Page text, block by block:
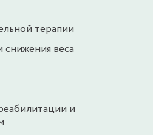
терапии
веса
и